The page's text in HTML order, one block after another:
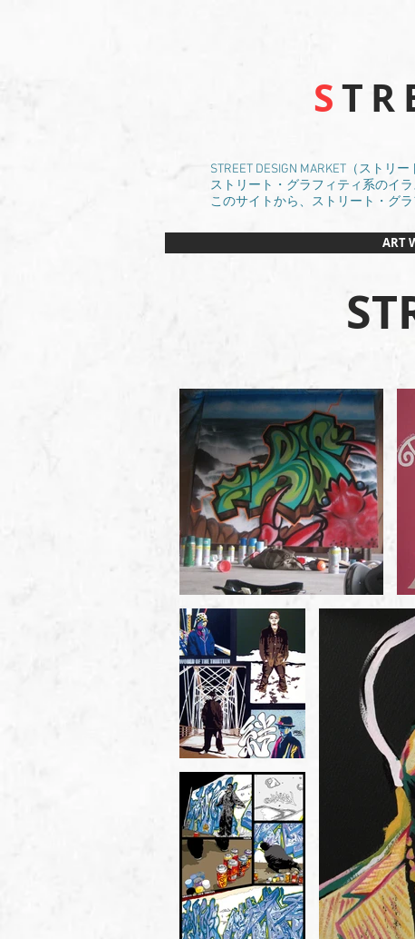
S
STREET DESIGN MARKET（ストリ
ストリート・グラフィティ系のイラ
このサイトから、ストリート・グ
ART